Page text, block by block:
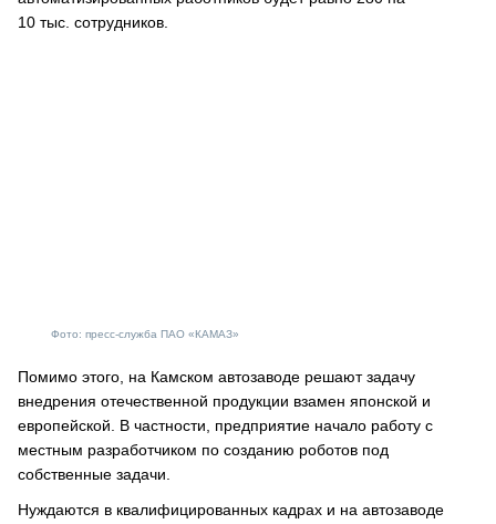
10 тыс. сотрудников.
Фото: пресс-служба ПАО «КАМАЗ»
Помимо этого, на Камском автозаводе решают задачу
внедрения отечественной продукции взамен японской и
европейской. В частности, предприятие начало работу с
местным разработчиком по созданию роботов под
собственные задачи.
Нуждаются в квалифицированных кадрах и на автозаводе